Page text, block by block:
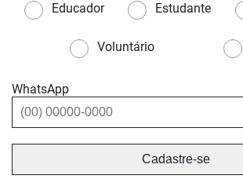
Educador
Estudante
Voluntário
WhatsApp